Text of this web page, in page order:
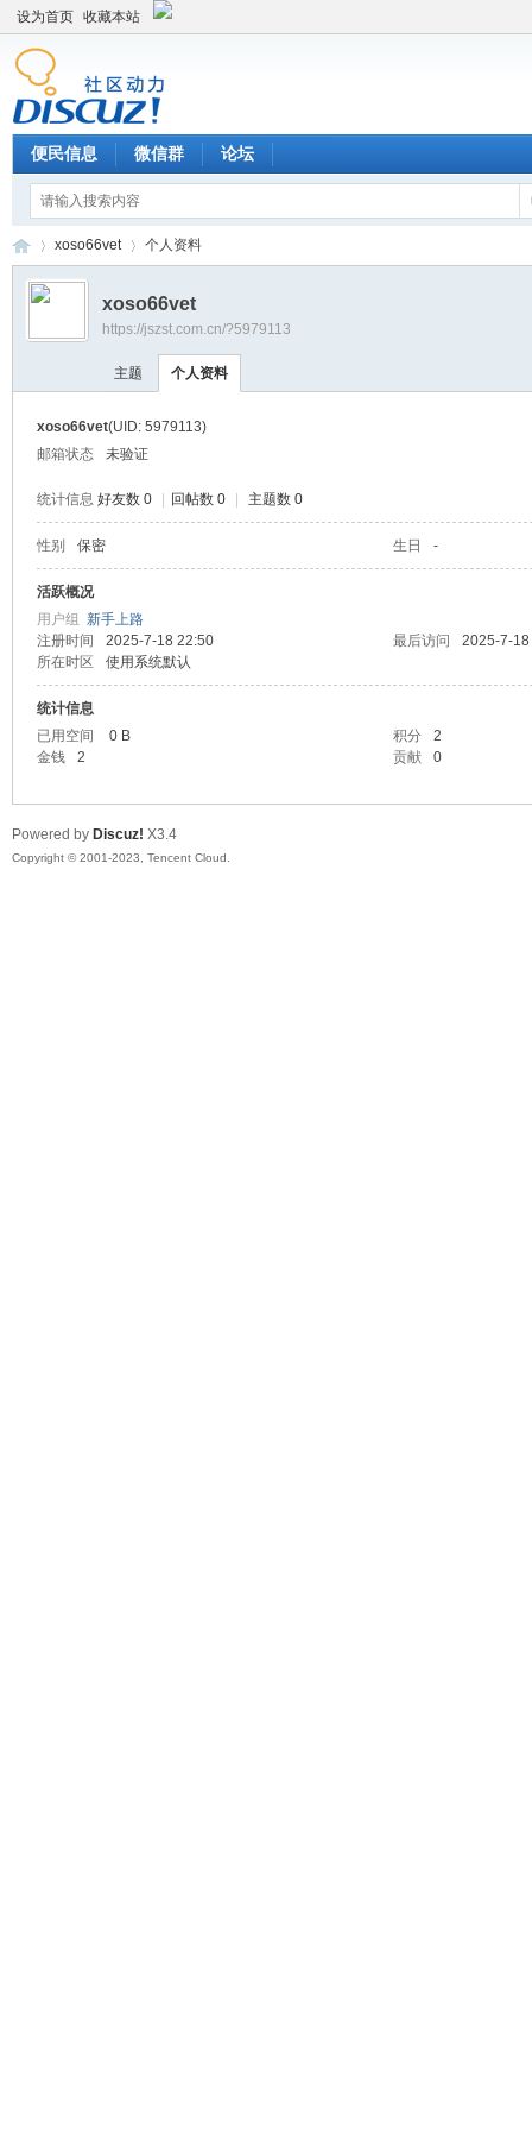
设为首页 收藏本站
便民信息 微信群 论坛
›
xoso66vet 个人资料
xoso66vet
https://jszst.com.cn/?5979113
主题 个人资料
xoso66vet(UID: 5979113)
邮箱状态
未验证
统计信息 好友数 0 回帖数 0 主题数 0
性别 保密 生日 -
活跃概况
用户组 新手上路
注册时间
2025-7-18 22:50 最后访问
2025-7-
所在时区
使用系统默认
统计信息
已用空间
0 B 积分
2
金钱
2 贡献 0
Powered by Discuz! X3.4
Copyright © 2001-2023, Tencent Cloud.